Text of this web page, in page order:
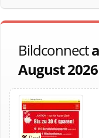
Bildconnect
August 2026